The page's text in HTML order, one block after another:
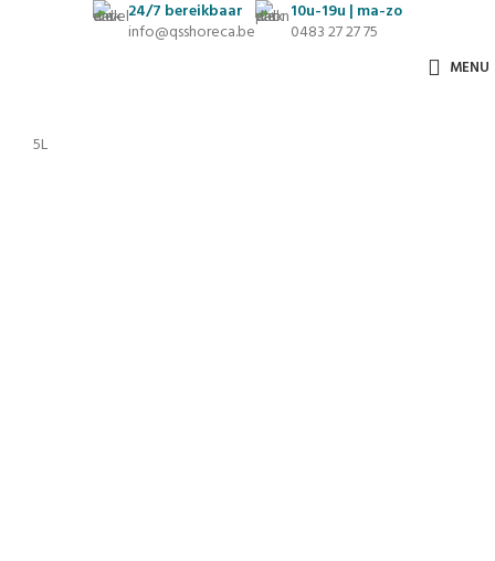
24/7 bereikbaar
info@qsshoreca.be
10u-19u | ma-zo
0483 27 27 75
MENU
5L